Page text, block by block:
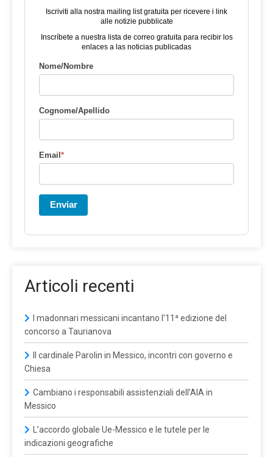
Iscriviti alla nostra mailing list gratuita per ricevere i link
alle notizie pubblicate
Inscríbete a nuestra lista de correo gratuita para recibir los
enlaces a las noticias publicadas
Nome/Nombre
Cognome/Apellido
Email*
Enviar
Articoli recenti
I madonnari messicani incantano l’11ª edizione del
concorso a Taurianova
Il cardinale Parolin in Messico, incontri con governo e
Chiesa
Cambiano i responsabili assistenziali dell’AIA in
Messico
L’accordo globale Ue-Messico e le tutele per le
indicazioni geografiche